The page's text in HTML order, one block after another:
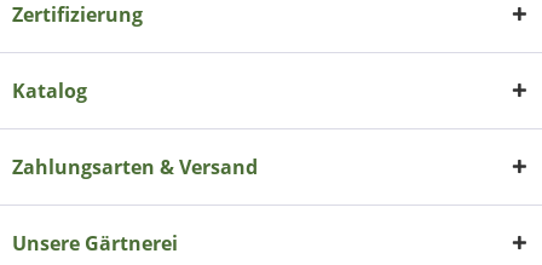
Zertifizierung
Katalog
Zahlungsarten & Versand
Unsere Gärtnerei